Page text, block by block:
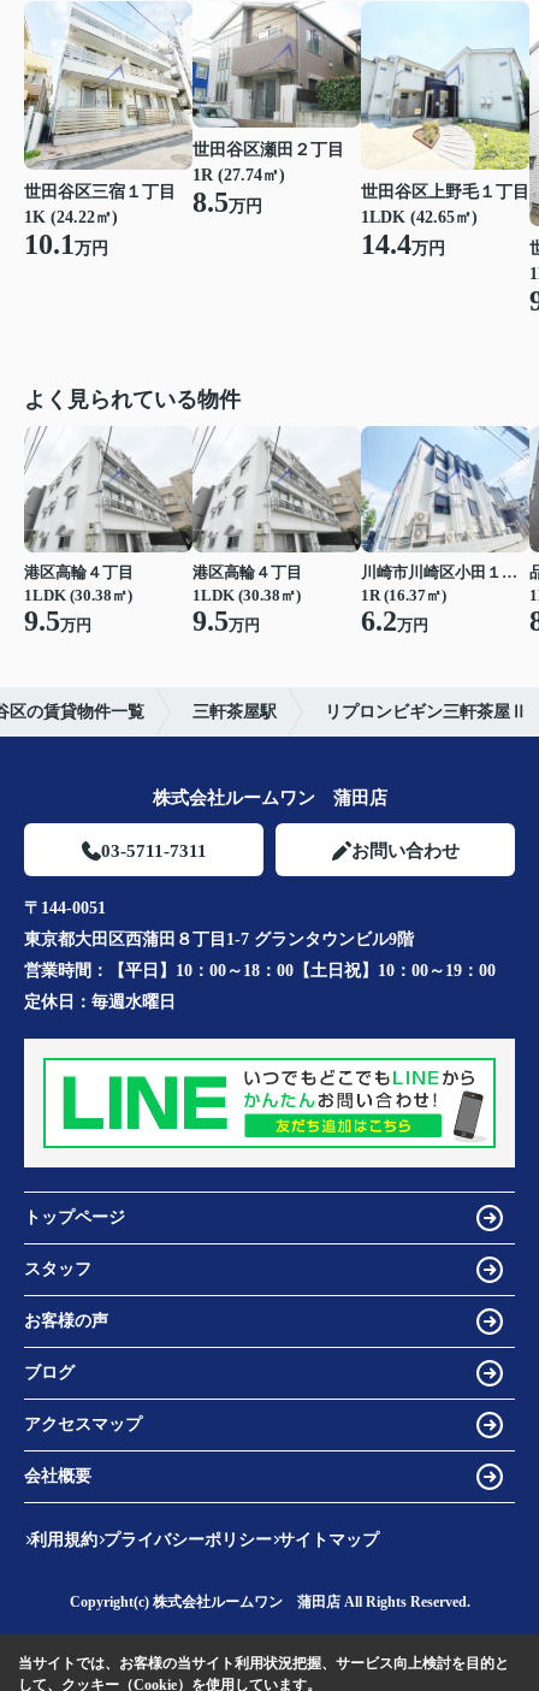
世田谷区三宿１丁目
1K (24.22㎡)
10.1万円
世田谷区瀬田２丁目
1R (27.74㎡)
8.5万円
世田谷区上野毛１丁目
1LDK (42.65㎡)
14.4万円
よく見られている物件
港区高輪４丁目
1LDK (30.38㎡)
9.5万円
港区高輪４丁目
1LDK (30.38㎡)
9.5万円
川崎市川崎区小田１丁目
1R (16.37㎡)
6.2万円
区の賃貸物件一覧 三軒茶屋駅 リプロンビギン三軒茶屋Ⅱ
株式会社ルームワン 蒲田店
03-5711-7311 お問い合わせ
〒144-0051
東京都大田区西蒲田８丁目1-7 グランタウンビル9階
営業時間：
【平日】10：00～18：00【土日祝】10：00～19：00
定休日： 毎週水曜日
トップページ
スタッフ
お客様の声
ブログ
アクセスマップ
会社概要
利用規約 プライバシーポリシー サイトマップ
Copyright(c) 株式会社ルームワン 蒲田店 All Rights Reserved.
当サイトでは、お客様の当サイト利用状況把握、サービス向上検討を目的と
して、クッキー（Cookie）を使用しています。